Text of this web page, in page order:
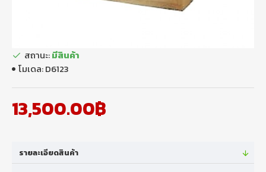
13,500.00฿
สถานะ:มีสินค้า
โมเดล:D6123
รายละเอียดสินค้า